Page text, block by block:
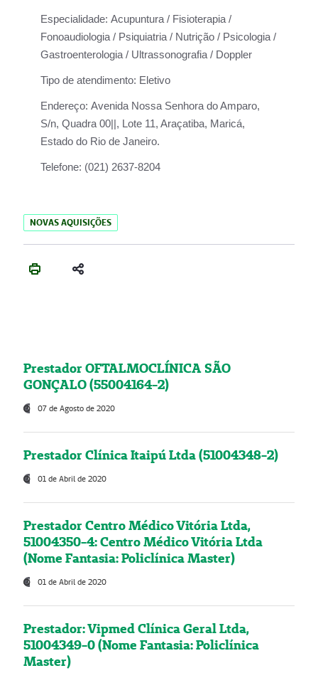
Especialidade: Acupuntura / Fisioterapia /
Fonoaudiologia / Psiquiatria / Nutrição / Psicologia /
Gastroenterologia / Ultrassonografia / Doppler
Tipo de atendimento: Eletivo
Endereço: Avenida Nossa Senhora do Amparo,
S/n, Quadra 00||, Lote 11, Araçatiba, Maricá,
Estado do Rio de Janeiro.
Telefone: (021) 2637-8204
NOVAS AQUISIÇÕES
Prestador OFTALMOCLÍNICA SÃO
GONÇALO (55004164-2)
07 de Agosto de 2020
Prestador Clínica Itaipú Ltda (51004348-2)
01 de Abril de 2020
Prestador Centro Médico Vitória Ltda,
51004350-4: Centro Médico Vitória Ltda
(Nome Fantasia: Policlínica Master)
01 de Abril de 2020
Prestador: Vipmed Clínica Geral Ltda,
51004349-0 (Nome Fantasia: Policlínica
Master)